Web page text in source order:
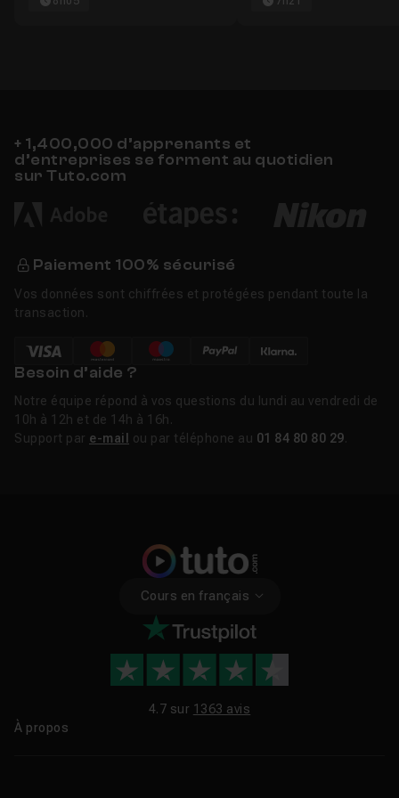
+ 1,400,000 d’apprenants et
d’entreprises se forment au quotidien
sur Tuto.com
Paiement 100% sécurisé
Vos données sont chiffrées et protégées pendant toute la
transaction.
Besoin d’aide ?
Notre équipe répond à vos questions du lundi au vendredi de
10h à 12h et de 14h à 16h.
Support par e-mail ou par téléphone au 01 84 80 80 29
Cours en français
4.7 sur 1363 avis
À propos